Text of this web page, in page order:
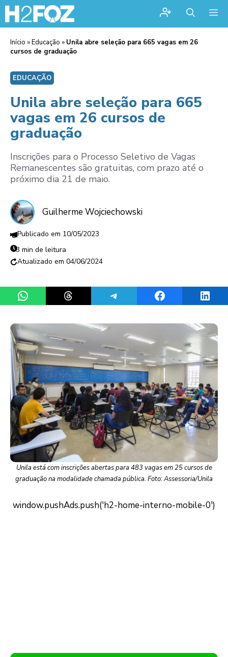
Início »Educação » Unila abre seleção para 665 vagas em 26
cursos de graduação
EDUCAÇÃO
Unila abre seleção para 665
vagas em 26 cursos de
graduação
Inscrições para o Processo Seletivo de Vagas
Remanescentes são gratuitas, com prazo até o
próximo dia 21 de maio.
Guilherme Wojciechowski
10/05/2023
3 min de leitura
04/06/2024
Share on WhatsAppShare on ThreadsShare on TelegramShare on Facebook
Unila está com inscrições abertas para 483 vagas em 25 cursos de
graduação na modalidade chamada pública. Foto: Assessoria/Unila